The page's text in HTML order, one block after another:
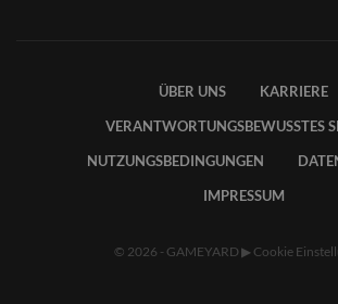
ÜBER UNS
KARRIERE
VERANTWORTUNGSBEWUSSTES
NUTZUNGSBEDINGUNGEN
IMPRESSUM
© 2026 - GAMEYARD ▶ Cookie